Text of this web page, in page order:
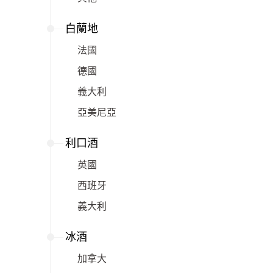
白蘭地
法國
德國
義大利
亞美尼亞
利口酒
英國
西班牙
義大利
冰酒
加拿大